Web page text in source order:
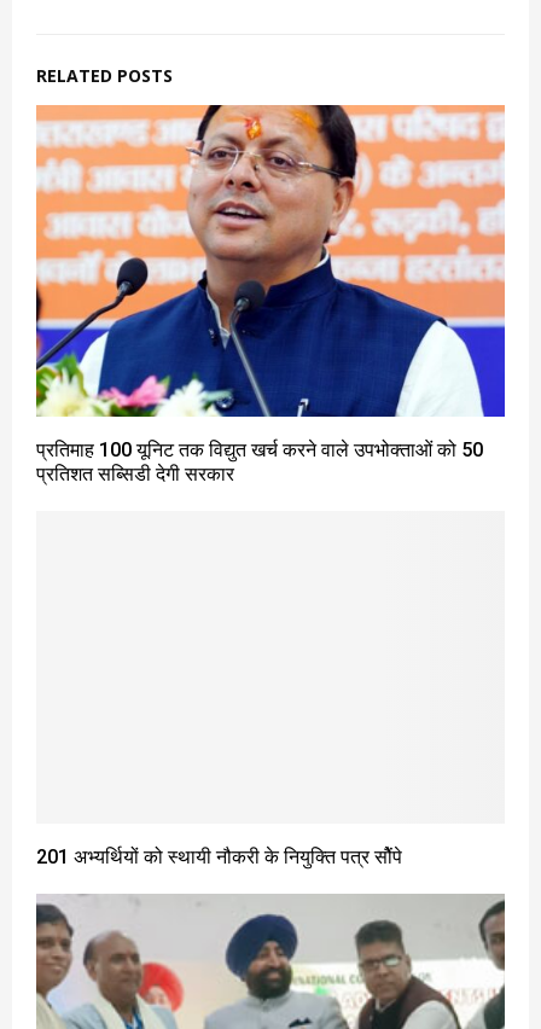
RELATED POSTS
प्रतिमाह 100 यूनिट तक विद्युत खर्च करने वाले उपभोक्ताओं को 50
प्रतिशत सब्सिडी देगी सरकार
201 अभ्यर्थियों को स्थायी नौकरी के नियुक्ति पत्र सौेंपे